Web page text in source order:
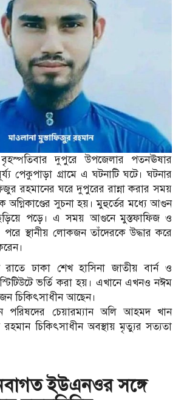
দুপুরে উপজেলার পতনঊষার
পেকুপাড়া গ্রামে এ ঘটনাটি ঘটে। ঘটনার
রহমানের ঘরে দুপুরের রান্না করার সময়
অগ্নিকাণ্ডের সুচনা হয়। মুহুর্তের মধ্যে আগুন
ছড়িয়ে পড়ে। এ সময় আগুনে মুস্তফাফিজ ও
পরে স্থানীয় লোকজন তাঁদেরকে উদ্ধার করে
রাতে ঢাকা শেখ হাসিনা জাতীয় বার্ন ও
ভর্তি করা হয়। এখানে এখনও নঈম
চিকিৎসাধীন আছেন।
পরিষদের চেয়ারম্যান অলি আহমদ খান
রহমান চিকিৎসাধীন অবস্থায় মৃত্যুর সত্যতা
ইউএনওর সঙ্গে